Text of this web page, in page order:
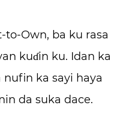
to-Own, ba ku rasa
kuɗin ku. Idan ka
ka sayi haya
da suka dace.